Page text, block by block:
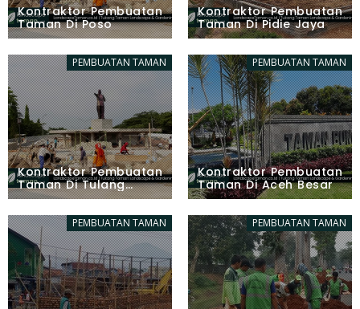
Kontraktor Pembuatan
Taman Di Poso
Kontraktor Pembuatan
Taman Di Pidie Jaya
PEMBUATAN TAMAN
Kontraktor Pembuatan
Taman Di Tulang
Bawang Barat
PEMBUATAN TAMAN
Kontraktor Pembuatan
Taman Di Aceh Besar
PEMBUATAN TAMAN PEMBUATAN TAMAN